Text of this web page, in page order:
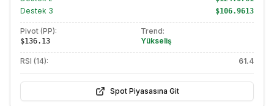
Destek 3 $106.9613
Pivot (PP):
$136.13
Trend:
Yükseliş
RSI (14): 61.4
Spot Piyasasına Git